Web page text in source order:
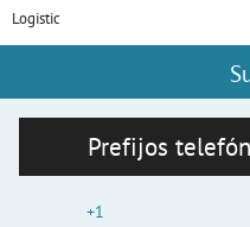
Logistic
Prefijos
+1